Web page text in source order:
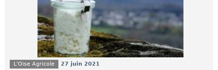
L'Oise Agricole 27 juin 2021